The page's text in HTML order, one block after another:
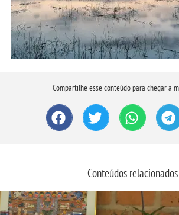
Compartilhe esse conteúdo para chegar a
Conteúdos relacionados